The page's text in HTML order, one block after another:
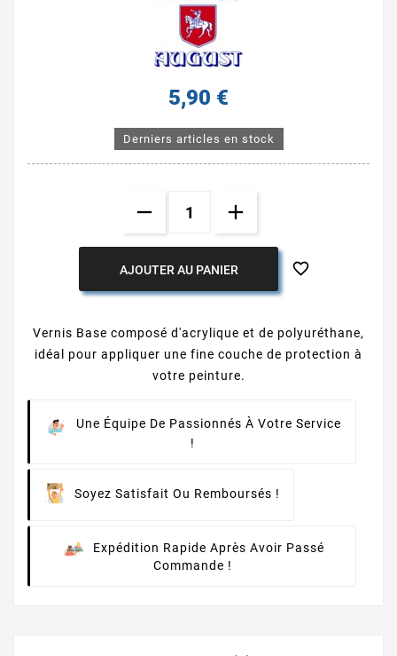
5,90 €
Derniers articles en stock
AJOUTER AU PANIER 
Vernis Base composé d'acrylique et de polyuréthane,
idéal pour appliquer une fine couche de protection à
votre peinture.
Une Équipe De Passionnés À Votre Service
!
Soyez Satisfait Ou Remboursés !
Expédition Rapide Après Avoir Passé
Commande !